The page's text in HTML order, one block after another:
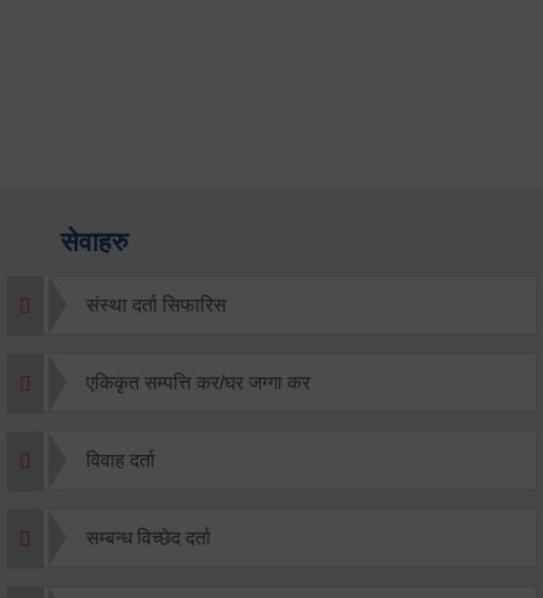
सेवाहरु
संस्था दर्ता सिफारिस
एकिकृत सम्पत्ति कर/घर जग्गा कर
विवाह दर्ता
सम्बन्ध विच्छेद दर्ता